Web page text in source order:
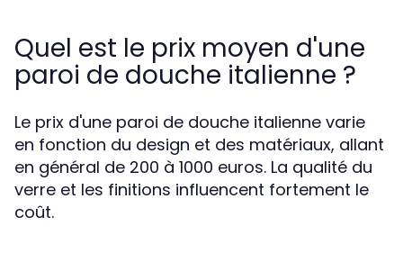
Quel est le prix moyen d'une
paroi de douche italienne ?
Le prix d'une paroi de douche italienne varie
en fonction du design et des matériaux, allant
en général de 200 à 1000 euros. La qualité du
verre et les finitions influencent fortement le
coût.